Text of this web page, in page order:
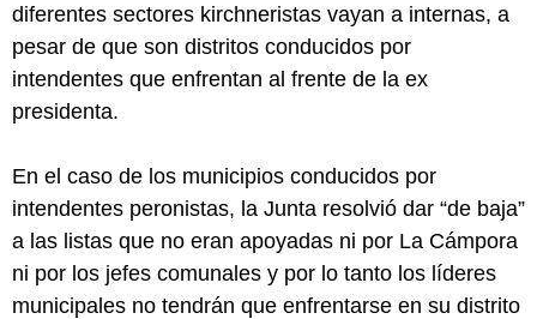
diferentes sectores kirchneristas vayan a internas, a
pesar de que son distritos conducidos por
intendentes que enfrentan al frente de la ex
presidenta.
En el caso de los municipios conducidos por
intendentes peronistas, la Junta resolvió dar “de baja”
a las listas que no eran apoyadas ni por La Cámpora
ni por los jefes comunales y por lo tanto los líderes
municipales no tendrán que enfrentarse en su distrito